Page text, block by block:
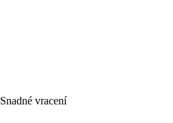
Snadné vracení